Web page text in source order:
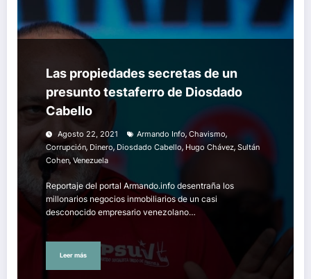
Las propiedades secretas de un
presunto testaferro de Diosdado
Cabello
Agosto 22, 2021 Armando Info, Chavismo,
Corrupción, Dinero, Diosdado Cabello, Hugo Chávez, Sultán
Cohen,Venezuela
Reportaje del portal Armando.info desentraña los
millonarios negocios inmobiliarios de un casi
desconocido empresario venezolano…
Leer más